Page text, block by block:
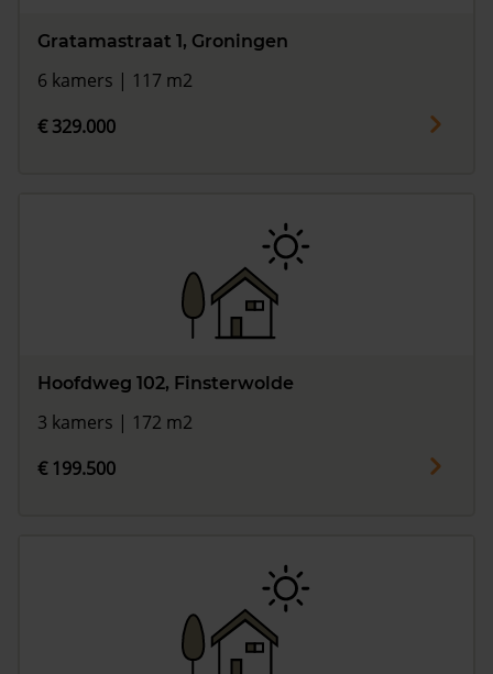
Gratamastraat 1, Groningen
6 kamers | 117 m2
€ 329.000
Hoofdweg 102, Finsterwolde
3 kamers | 172 m2
€ 199.500